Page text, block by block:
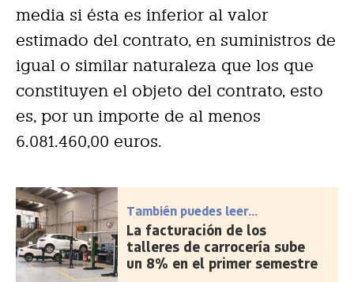
media si ésta es inferior al valor
estimado del contrato, en suministros de
igual o similar naturaleza que los que
constituyen el objeto del contrato, esto
es, por un importe de al menos
6.081.460,00 euros.
También puedes leer...
La facturación de los
talleres de carrocería sube
un 8% en el primer semestre